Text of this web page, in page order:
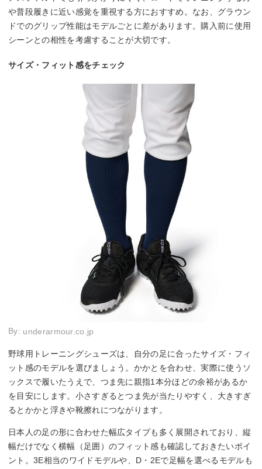
や普段履きに近い感覚を重視する方におすすめ。なお、グラウン
ドでのグリップ性能はモデルごとに差があります。購入前に使用
シーンとの相性を考慮することが大切です。
サイズ・フィット感をチェック
By: underarmour.co.jp
野球用トレーニングシューズは、自分の足に合ったサイズ・フィ
ット感のモデルを選びましょう。かかとを合わせ、実際に使うソ
ックスで履いたうえで、つま先に親指1本分ほどの余裕があるか
を目安にします。小さすぎるとつま先が当たりやすく、大きすぎ
るとかかと浮きや靴擦れにつながります。
日本人の足の形に合わせた幅広タイプも多く展開されており、縦
幅だけでなく横幅（足囲）のフィット感も確認しておきたいポイ
ント。3E相当のワイドモデルや、D・2Eで足幅を選べるモデルも